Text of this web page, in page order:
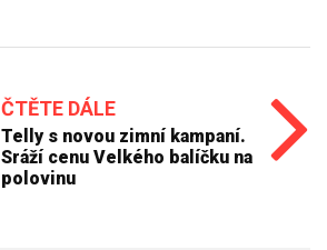
ČTĚTE DÁLE
Telly s novou zimní kampaní.
Sráží cenu Velkého balíčku na
polovinu